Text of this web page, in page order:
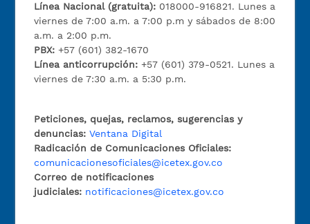
Línea Nacional (gratuita): 018000-916821. Lunes a
viernes de 7:00 a.m. a 7:00 p.m y sábados de 8:00
a.m. a 2:00 p.m.
PBX:+57 (601) 382-1670
Línea anticorrupción:+57 (601) 379-0521. Lunes a
viernes de 7:30 a.m. a 5:30 p.m.
Peticiones, quejas, reclamos, sugerencias y
denuncias: Ventana Digital
Radicación de Comunicaciones Oficiales:
comunicacionesoficiales@icetex.gov.co
Correo de notificaciones
judiciales: notificaciones@icetex.gov.co